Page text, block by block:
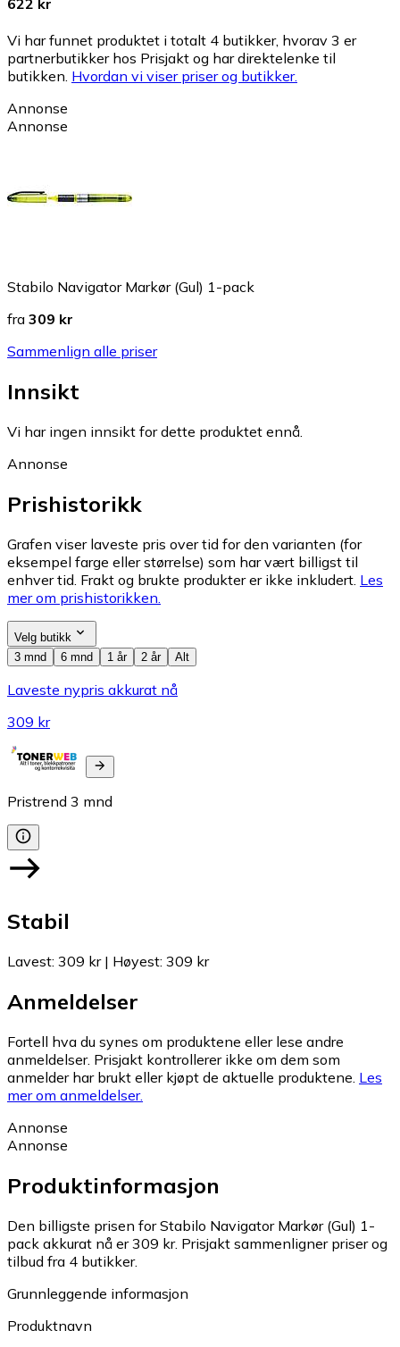
622 kr
Vi har funnet produktet i totalt 4 butikker, hvorav 3 er
partnerbutikker hos Prisjakt og har direktelenke til
butikken. Hvordan vi viser priser og butikker.
Annonse
Annonse
Stabilo Navigator Markør (Gul) 1-pack
fra 309 kr
Sammenlign alle priser
Innsikt
Vi har ingen innsikt for dette produktet ennå.
Annonse
Prishistorikk
Grafen viser laveste pris over tid for den varianten (for
eksempel farge eller størrelse) som har vært billigst til
enhver tid. Frakt og brukte produkter er ikke inkludert. Les
mer om prishistorikken.
Velg butikk
3 mnd
6 mnd 1 år 2 år Alt
Laveste nypris akkurat nå
309 kr
Pristrend 3 mnd
Stabil
Lavest: 309 kr| Høyest: 309 kr
Anmeldelser
Fortell hva du synes om produktene eller lese andre
anmeldelser. Prisjakt kontrollerer ikke om dem som
anmelder har brukt eller kjøpt de aktuelle produktene. Les
mer om anmeldelser.
Annonse
Annonse
Produktinformasjon
Den billigste prisen for Stabilo Navigator Markør (Gul) 1-
pack akkurat nå er 309 kr. Prisjakt sammenligner priser og
tilbud fra 4 butikker.
Grunnleggende informasjon
Produktnavn